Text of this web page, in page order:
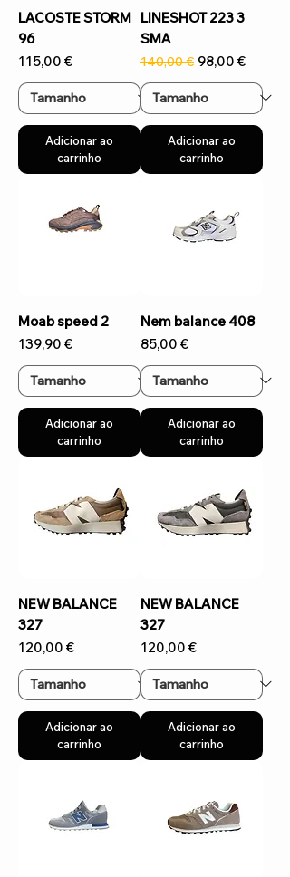
LACOSTE STORM
96
Preço
115,00 €
Adicionar ao
carrinho
LINESHOT 223 3
SMA
Preço normal
140,00 € Preço
98,00 €
Adicionar ao
carrinho
Moab speed 2
Preço
139,90 €
Adicionar ao
carrinho
Nem balance 408
Preço
85,00 €
Adicionar ao
carrinho
NEW BALANCE
327
Preço
120,00 €
Adicionar ao
carrinho
NEW BALANCE
327
Preço
120,00 €
Adicionar ao
carrinho